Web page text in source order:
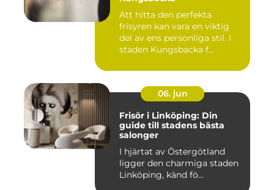
Att hitta den perfekta
frisyren kan vara en viktig
del av ens personliga stil. I
staden Kungsbacka f...
06. jun
Frisör i Linköping: Din
guide till stadens bästa
salonger
I hjärtat av Östergötland
ligger den charmiga staden
Linköping, känd fö...